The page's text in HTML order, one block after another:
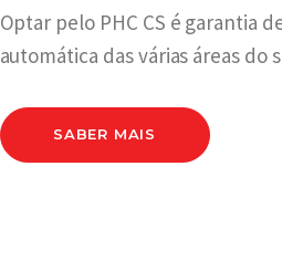
Optar pelo PHC CS é garantia
automática das várias áreas do
SABER MAIS